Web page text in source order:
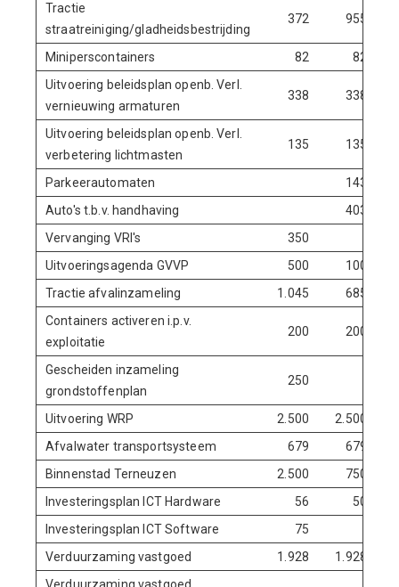
Tractie
straatreiniging/gladheidsbestrijding
372 955
Miniperscontainers 82
82
Uitvoering beleidsplan openb. Verl.
vernieuwing armaturen
338 338
Uitvoering beleidsplan openb. Verl.
verbetering lichtmasten
135 135
Parkeerautomaten 143
Auto's t.b.v. handhaving
403
Vervanging VRI's
350
Uitvoeringsagenda GVVP
500 100
Tractie afvalinzameling
1.045 685
Containers activeren i.p.v.
exploitatie
200 200
Gescheiden inzameling
grondstoffenplan
250
Uitvoering WRP 2.500 2.500
Afvalwater transportsysteem
679
679
Binnenstad Terneuzen
2.500 750
Investeringsplan ICT Hardware
56
50
Investeringsplan ICT Software
75
Verduurzaming vastgoed
1.928 1.928